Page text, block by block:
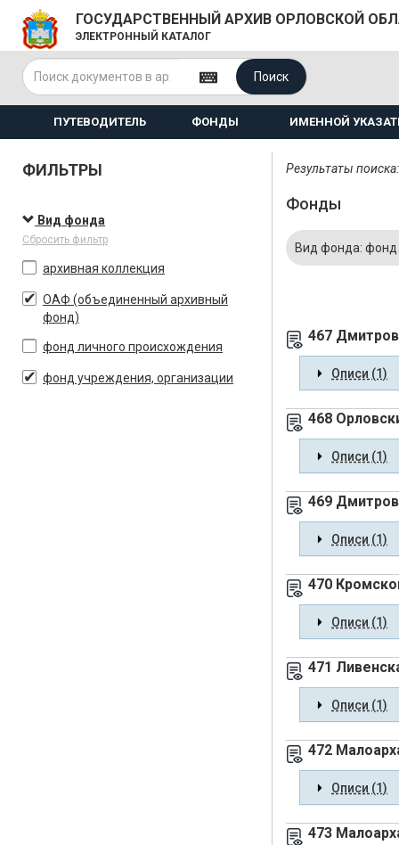
ГОСУДАРСТВЕННЫЙ АРХИВ ОРЛОВСКОЙ
ЭЛЕКТРОННЫЙ КАТАЛОГ
Поиск
ПУТЕВОДИТЕЛЬ ФОНДЫ ИМЕННОЙ
ФИЛЬТРЫ
Вид фонда
Сбросить фильтр
архивная коллекция
ОАФ (объединенный архивный
фонд)
фонд личного происхождения
фонд учреждения, организации
Результаты
Фонды
Вид фонда:
467
Описи (1)
468
Описи (1)
469
Описи (1)
470
Описи (1)
471
Описи (1)
472
Описи (1)
473